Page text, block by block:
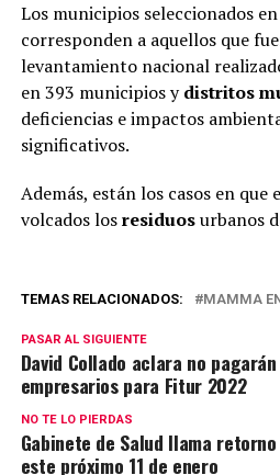
Los municipios seleccionados
corresponden a aquellos que
levantamiento nacional
en 393 municipios ydistritos
deficiencias e impactos
significativos.
Además, están los casos en que
volcados losresiduosurbanos
TEMAS RELACIONADOS: MAMMA
PASAR AL SIGUIENTE
David Collado aclara no
empresarios para Fitur 2022
NO TE LO PIERDAS
Gabinete de Salud llama
este próximo 11 de enero